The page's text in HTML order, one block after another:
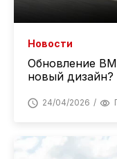
Новости
Обновление
новый дизайн?
24/04/2026